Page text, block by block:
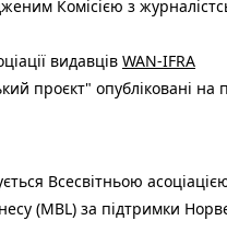
Комісією з
видавців WAN-IFRA
проєкт" опубліковані на
Всесвітньою
(MBL) за підтримки